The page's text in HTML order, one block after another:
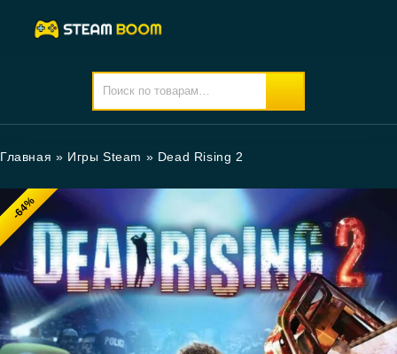
Главная » Игры Steam » Dead Rising 2
-64%